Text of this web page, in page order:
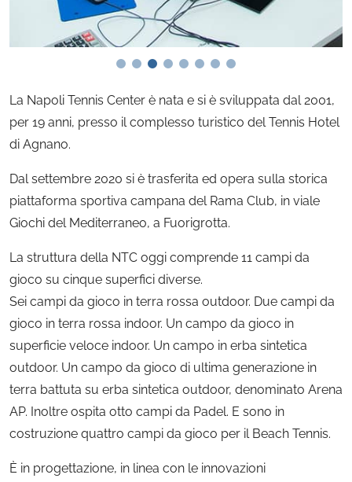
La Napoli Tennis Center è nata e si è sviluppata dal 2001,
per 19 anni, presso il complesso turistico del Tennis Hotel
di Agnano.
Dal settembre 2020 si è trasferita ed opera sulla storica
piattaforma sportiva campana del Rama Club, in viale
Giochi del Mediterraneo, a Fuorigrotta.
La struttura della NTC oggi comprende 11 campi da
gioco su cinque superfici diverse.
Sei campi da gioco in terra rossa outdoor. Due campi da
gioco in terra rossa indoor. Un campo da gioco in
superficie veloce indoor. Un campo in erba sintetica
outdoor. Un campo da gioco di ultima generazione in
terra battuta su erba sintetica outdoor, denominato Arena
AP. Inoltre ospita otto campi da Padel. E sono in
costruzione quattro campi da gioco per il Beach Tennis.
È in progettazione, in linea con le innovazioni